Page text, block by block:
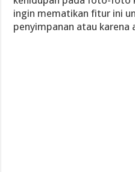
ingin mematikan fitur ini
penyimpanan atau karena